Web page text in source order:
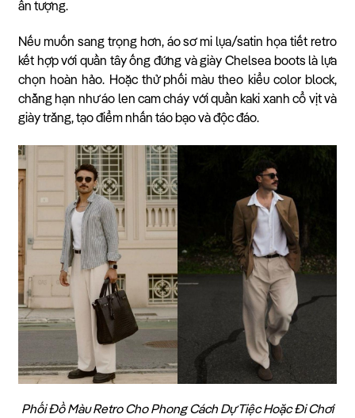
ấn tượng.
Nếu muốn sang trọng hơn, áo sơ mi lụa/satin họa tiết retro
kết hợp với quần tây ống đứng và giày Chelsea boots là lựa
chọn hoàn hảo. Hoặc thử phối màu theo kiểu color block,
chẳng hạn như áo len cam cháy với quần kaki xanh cổ vịt và
giày trắng, tạo điểm nhấn táo bạo và độc đáo.
Phối Đồ Màu Retro Cho Phong Cách Dự Tiệc Hoặc Đi Chơi